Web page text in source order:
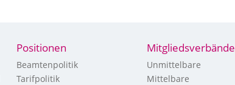
Positionen
Beamtenpolitik
Tarifpolitik
Mitgliedsverbände
Unmittelbare
Mittelbare